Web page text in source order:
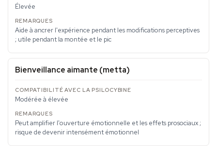
Élevée
Aide à ancrer l'expérience pendant les modifications perceptives
; utile pendant la montée et le pic
Bienveillance aimante (metta)
Modérée à élevée
Peut amplifier l'ouverture émotionnelle et les effets prosociaux ;
risque de devenir intensément émotionnel